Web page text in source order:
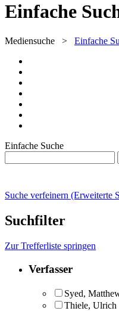
Einfache
Mediensuche > Einfache
Einfache Suche
Suche verfeinern (Erweiterte
Suchfilter
Zur Trefferliste springen
Verfasser
Syed,
Thiele, Ulrich